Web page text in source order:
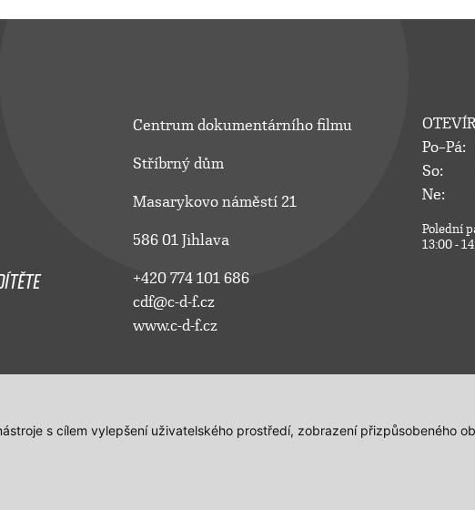
s cílem vylepšení uživatelského prostředí, zobrazení přizpůsobeného
Centrum dokumentárního filmu
Stříbrný dům
Masarykovo náměstí 21
586 01 Jihlava
+420 774 101 686
cdf@c-d-f.cz
www.c-d-f.cz
Po–Pá:
So:
Ne:
Polední
13:00 -